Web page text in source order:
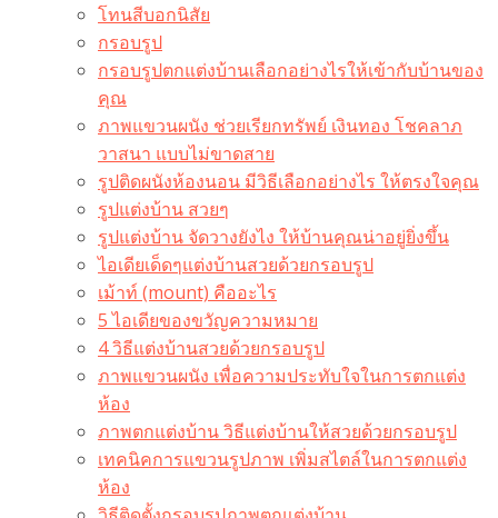
โทนสีบอกนิสัย
กรอบรูป
กรอบรูปตกแต่งบ้านเลือกอย่างไรให้เข้ากับบ้านของ
คุณ
ภาพแขวนผนัง ช่วยเรียกทรัพย์ เงินทอง โชคลาภ
วาสนา แบบไม่ขาดสาย
รูปติดผนังห้องนอน มีวิธีเลือกอย่างไร ให้ตรงใจคุณ
รูปแต่งบ้าน สวยๆ
รูปแต่งบ้าน จัดวางยังไง ให้บ้านคุณน่าอยู่ยิ่งขึ้น
ไอเดียเด็ดๆแต่งบ้านสวยด้วยกรอบรูป
เม้าท์ (mount) คืออะไร​
5 ไอเดียของขวัญความหมาย
4 วิธีแต่งบ้านสวยด้วยกรอบรูป
ภาพแขวนผนัง เพื่อความประทับใจในการตกแต่ง
ห้อง
ภาพตกแต่งบ้าน วิธีแต่งบ้านให้สวยด้วยกรอบรูป
เทคนิคการแขวนรูปภาพ เพิ่มสไตล์ในการตกแต่ง
ห้อง